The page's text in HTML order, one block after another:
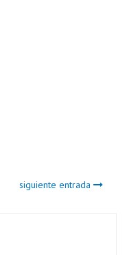
siguiente entrada